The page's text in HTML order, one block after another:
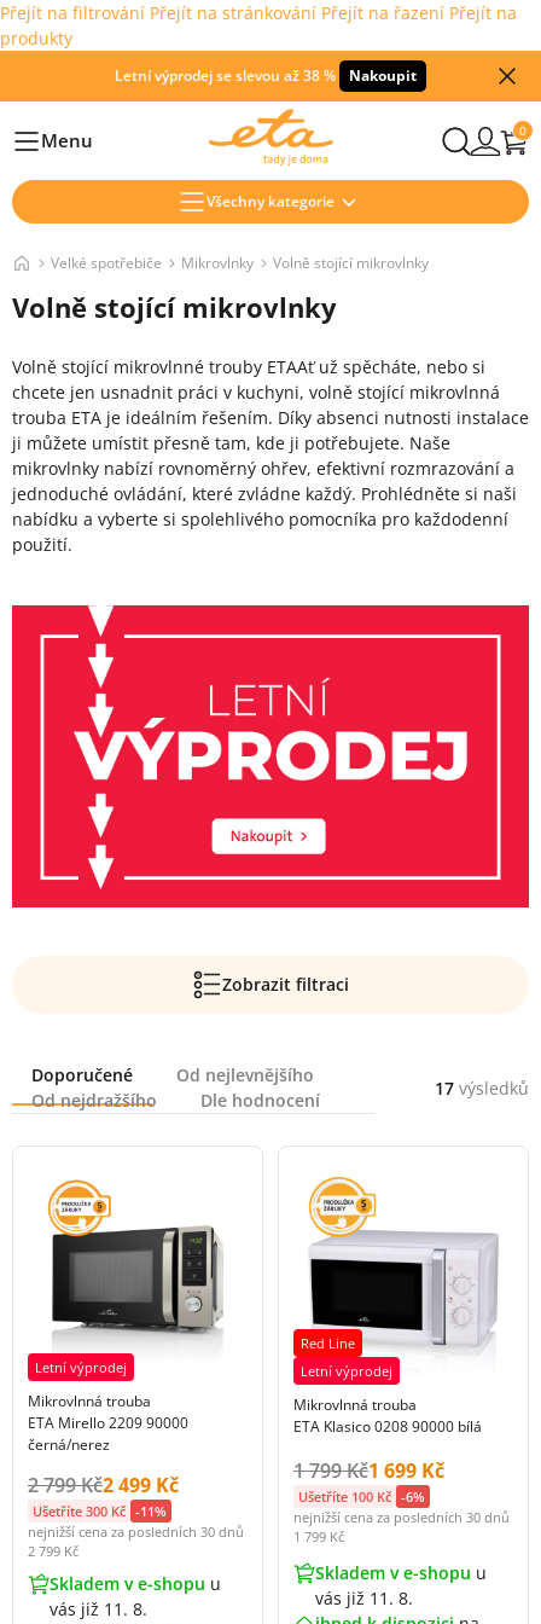
Přejít na filtrování Přejít na stránkování Přejít na řazení Přejít na
produkty
Letní výprodej se slevou až 38 % Nakoupit
HlavníMenu 0
Všechny kategorie
Velké spotřebiče Mikrovlnky Volně stojící mikrovlnky
Volně stojící mikrovlnky
Volně stojící mikrovlnné trouby ETAAť už spěcháte, nebo si
chcete jen usnadnit práci v kuchyni, volně stojící mikrovlnná
trouba ETA je ideálním řešením. Díky absenci nutnosti instalace
ji můžete umístit přesně tam, kde ji potřebujete. Naše
mikrovlnky nabízí rovnoměrný ohřev, efektivní rozmrazování a
jednoduché ovládání, které zvládne každý. Prohlédněte si naši
nabídku a vyberte si spolehlivého pomocníka pro každodenní
použití.
Zobrazit filtraci
Řazení
Doporučené
Od nejlevnějšího
Od nejdražšího
Dle hodnocení
17 výsledků
Letní výprodej
Mikrovlnná trouba
ETA Mirello 2209 90000
černá/nerez
Původní cena s DPH:
2 799 KčCena s DPH:
2 499 Kč
Ušetříte 300 Kč -11%
nejnižší cena za posledních 30 dnů
2 799 Kč
Skladem v e-shopu u
vás již 11. 8.
Red Line
Letní výprodej
Mikrovlnná trouba
ETA Klasico 0208 90000 bílá
Původní cena s DPH:
1 799 KčCena s DPH:
1 699 Kč
Ušetříte 100 Kč -6%
nejnižší cena za posledních 30 dnů
1 799 Kč
Skladem v e-shopu u
vás již 11. 8.